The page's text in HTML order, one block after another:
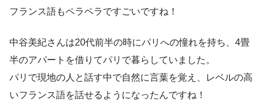
フランス語もペラペラですごいですね！
中谷美紀さんは20代前半の時にパリへの憧れを持ち、4畳
半のアパートを借りてパリで暮らしていました。
パリで現地の人と話す中で自然に言葉を覚え、レベルの高
いフランス語を話せるようになったんですね！